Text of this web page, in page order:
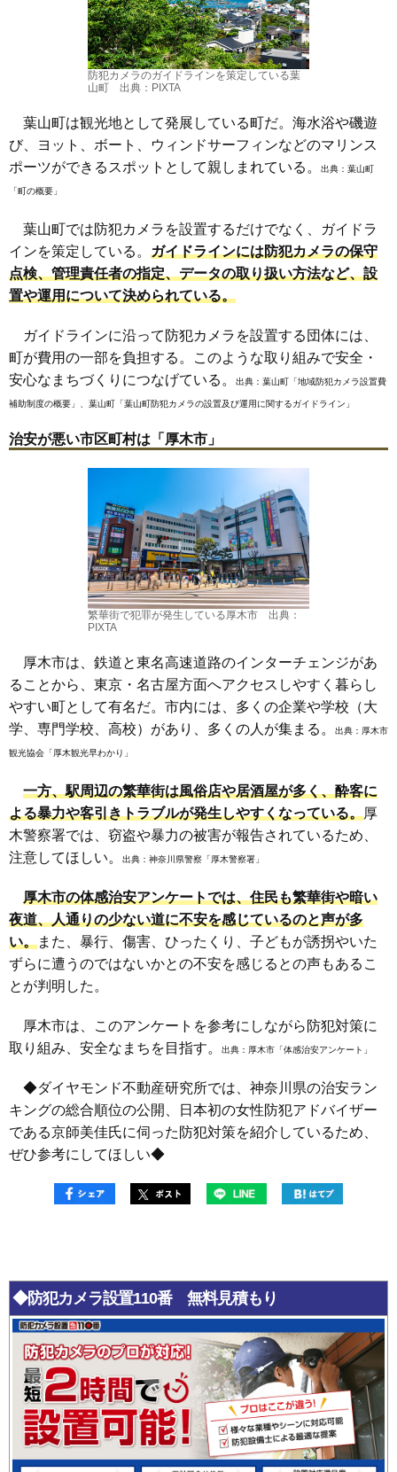
防犯カメラのガイドラインを策定している葉
山町 出典：PIXTA
葉山町は観光地として発展している町だ。海水浴や磯遊
び、ヨット、ボート、ウィンドサーフィンなどのマリンス
ポーツができるスポットとして親しまれている。
出典： 葉山町
「町の概要」
葉山町では防犯カメラを設置するだけでなく、ガイドラ
インを策定している。 ガイドラインには防犯カメラの保守
点検、管理責任者の指定、データの取り扱い方法など、設
置や運用について決められている。
ガイドラインに沿って防犯カメラを設置する団体には、
町が費用の一部を負担する。このような取り組みで安全・
安心なまちづくりにつなげている。
出典： 葉山町「地域防犯カメラ設置費
補助制度の概要」 葉山町「葉山町防犯カメラの設置及び運用に関するガイドライン」
治安が悪い市区町村は「厚木市」
繁華街で犯罪が発生している厚木市 出典：
PIXTA
厚木市は、鉄道と東名高速道路のインターチェンジがあ
ることから、東京・名古屋方面へアクセスしやすく暮らし
やすい町として有名だ。市内には、多くの企業や学校（大
学、専門学校、高校）があり、多くの人が集まる。
出典： 厚木市
観光協会「厚木観光早わかり」
一方、駅周辺の繁華街は風俗店や居酒屋が多く、酔客に
よる暴力や客引きトラブルが発生しやすくなっている。厚
木警察署では、窃盗や暴力の被害が報告されているため、
注意してほしい。
出典： 神奈川県警察「厚木警察署」
厚木市の体感治安アンケートでは、住民も繁華街や暗い
夜道、人通りの少ない道に不安を感じているのと声が多
い。また、暴行、傷害、ひったくり、子どもが誘拐やいた
ずらに遭うのではないかとの不安を感じるとの声もあるこ
とが判明した。
厚木市は、このアンケートを参考にしながら防犯対策に
取り組み、安全なまちを目指す。
出典： 厚木市「体感治安アンケート」
◆ダイヤモンド不動産研究所では、神奈川県の治安ラン
キングの総合順位の公開、日本初の女性防犯アドバイザー
である京師美佳氏に伺った防犯対策を紹介しているため、
ぜひ参考にしてほしい◆
◆防犯カメラ設置110番 無料見積もり